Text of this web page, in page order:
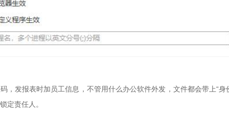
，发报表时加员工信息，不管用什么办公软件外发，文件都会带上“身
定责任人。